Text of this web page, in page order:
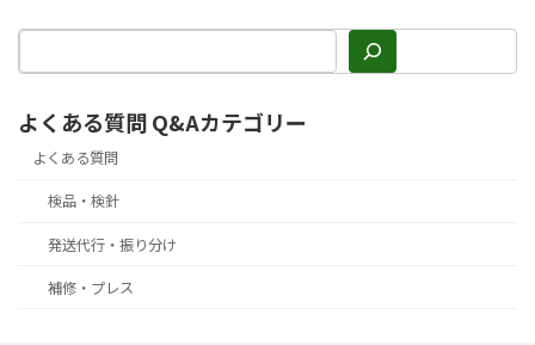
よくある質問 Q&Aカテゴリー
よくある質問
検品・検針
発送代行・振り分け
補修・プレス